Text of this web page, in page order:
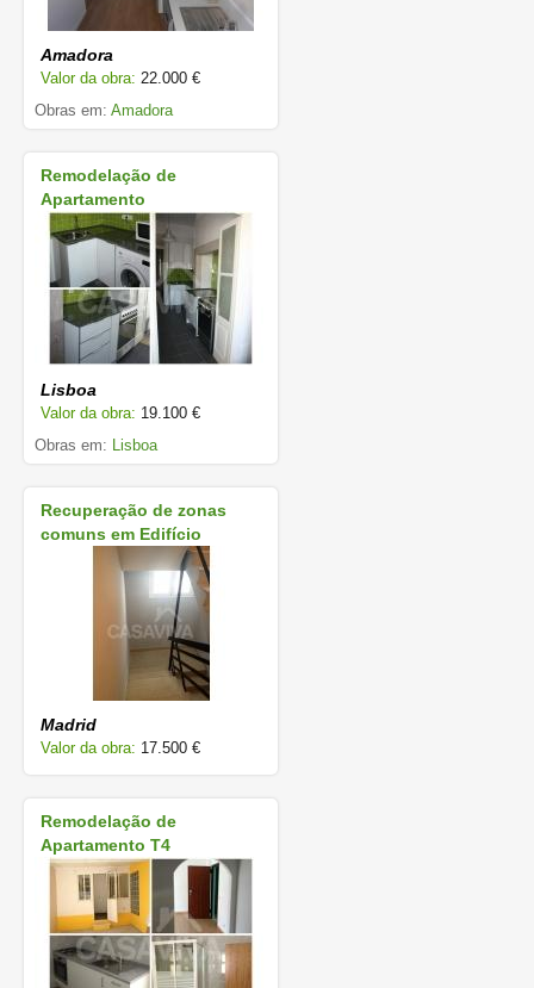
Amadora
Valor da obra: 22.000 €
Obras em: Amadora
Remodelação de
Apartamento
Lisboa
Valor da obra: 19.100 €
Obras em: Lisboa
Recuperação de zonas
comuns em Edifício
Madrid
Valor da obra: 17.500 €
Remodelação de
Apartamento T4